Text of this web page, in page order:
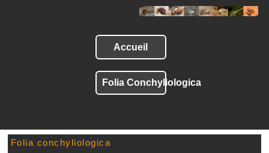
Accueil
Folia Conchyliologica
Folia conchyliologica